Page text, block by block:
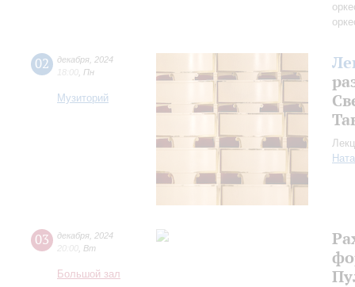
02 декабря 2024
18:00 Пн
Музиторий
03 декабря 2024
20:00 Вт
Большой зал